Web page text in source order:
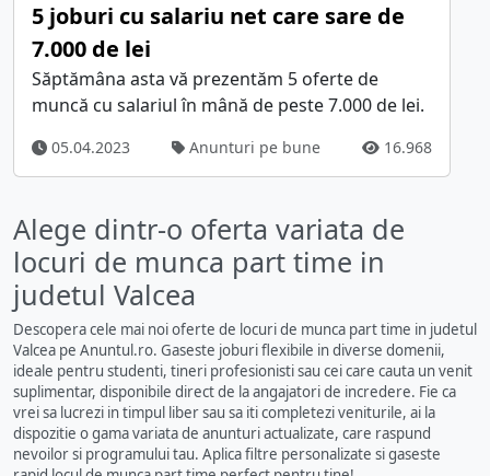
5 joburi cu salariu net care sare de
7.000 de lei
Săptămâna asta vă prezentăm 5 oferte de
muncă cu salariul în mână de peste 7.000 de lei.
05.04.2023 Anunturi pe bune 16.968
Alege dintr-o oferta variata de
locuri de munca part time in
judetul Valcea
Descopera cele mai noi oferte de locuri de munca part time in judetul
Valcea pe Anuntul.ro. Gaseste joburi flexibile in diverse domenii,
ideale pentru studenti, tineri profesionisti sau cei care cauta un venit
suplimentar, disponibile direct de la angajatori de incredere. Fie ca
vrei sa lucrezi in timpul liber sau sa iti completezi veniturile, ai la
dispozitie o gama variata de anunturi actualizate, care raspund
nevoilor si programului tau. Aplica filtre personalizate si gaseste